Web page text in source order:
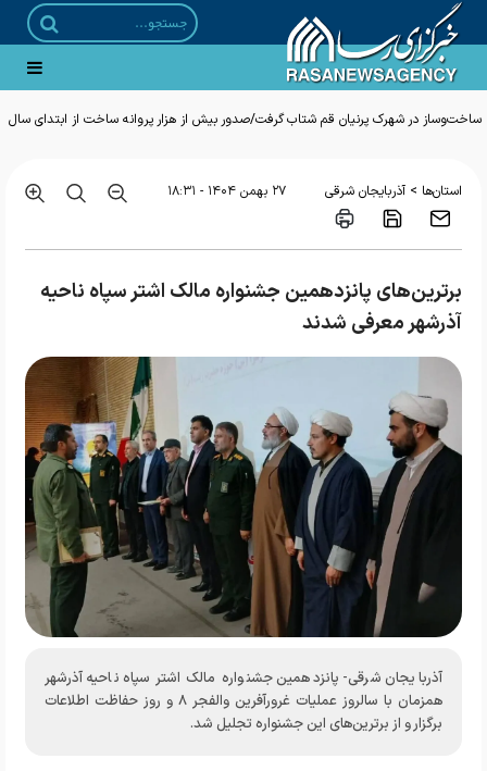
ساخت‌وساز در شهرک پرنیان قم شتاب گرفت/صدور بیش از هزار پروانه ساخت از ابتدای سال
استان‌ها > آذربایجان شرقی ۲۷ بهمن ۱۴۰۴ - ۱۸:۳۱
برترین‌های پانزدهمین جشنواره مالک اشتر سپاه ناحیه
آذرشهر معرفی شدند
آذربایجان شرقی- پانزدهمین جشنواره مالک اشتر سپاه ناحیه آذرشهر
همزمان با سالروز عملیات غرورآفرین والفجر ۸ و روز حفاظت اطلاعات
برگزار و از برترین‌های این جشنواره تجلیل شد.